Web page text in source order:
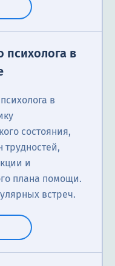
психолога в
в
состояния,
трудностей,
и
плана помощи.
встреч.